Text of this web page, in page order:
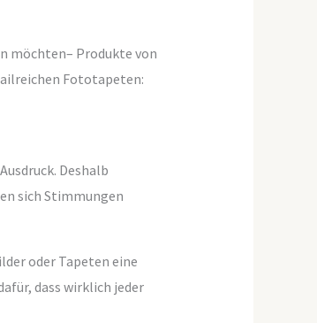
möchten– Produkte von
Fototapeten:
Deshalb
sich Stimmungen
oder Tapeten eine
dass wirklich jeder